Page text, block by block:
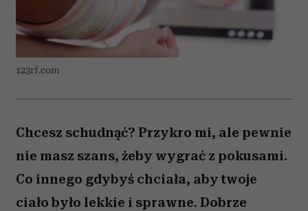
123rf.com
Chcesz schudnąć? Przykro mi, ale pewnie
nie masz szans, żeby wygrać z pokusami.
Co innego gdybyś chciała, aby twoje
ciało było lekkie i sprawne. Dobrze